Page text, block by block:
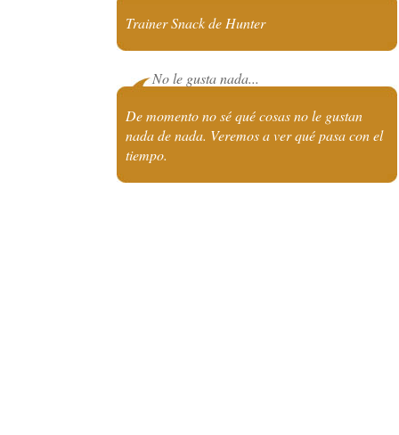
Trainer Snack de Hunter
No le gusta nada...
De momento no sé qué cosas no le gustan
nada de nada. Veremos a ver qué pasa con el
tiempo.